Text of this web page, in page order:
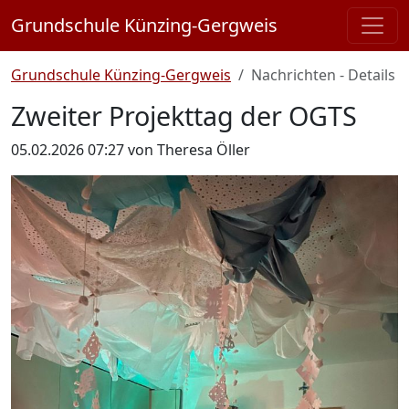
Grundschule Künzing-Gergweis
Grundschule Künzing-Gergweis Nachrichten - Details
Zweiter Projekttag der OGTS
05.02.2026 07:27von Theresa Öller